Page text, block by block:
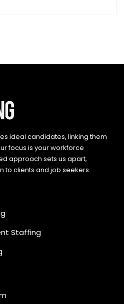
ideal candidates, linking them
focus is your workforce
approach sets us apart,
to clients and job seekers.
Staffing